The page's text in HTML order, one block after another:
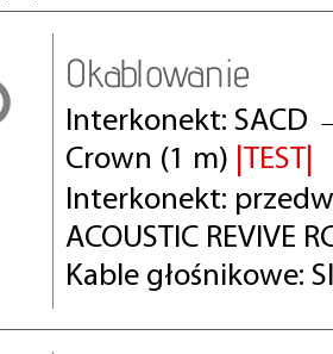
Okablowanie
Interkonekt: SACD
Crown (1 m)
|TEST|
Interkonekt:
ACOUSTIC REVIVE
Kable głośnikowe: